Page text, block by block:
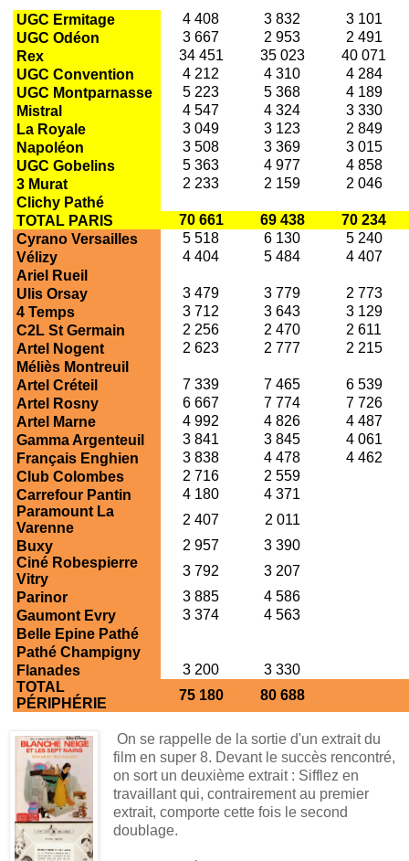
UGC Ermitage 4 408 3 832
3 101
UGC Odéon
3 667 2 953
2 491
Rex
34 451 35 023
40 071
UGC Convention
4 212 4 310
4 284
UGC Montparnasse
5 223 5 368
4 189
Mistral
4 547 4 324
3 330
La Royale
3 049 3 123
2 849
Napoléon
3 508 3 369
3 015
UGC Gobelins
5 363 4 977
4 858
3 Murat
2 233 2 159
2 046
Clichy Pathé
TOTAL PARIS
70 661 69 438
70 234
Cyrano Versailles
5 518 6 130
5 240
Vélizy
4 404 5 484
4 407
Ariel Rueil
Ulis Orsay
3 479 3 779
2 773
4 Temps
3 712 3 643
3 129
C2L St Germain
2 256 2 470
2 611
Artel Nogent
2 623 2 777
2 215
Méliès Montreuil
Artel Créteil
7 339 7 465
6 539
Artel Rosny
6 667 7 774
7 726
Artel Marne
4 992 4 826
4 487
Gamma Argenteuil
3 841 3 845
4 061
Français Enghien
3 838 4 478
4 462
Club Colombes
2 716
2 559
Carrefour Pantin
4 180
4 371
Paramount La
Varenne
2 407
2 011
Buxy
2 957
3 390
Ciné Robespierre
Vitry
3 792
3 207
Parinor
3 885
4 586
Gaumont Evry
3 374
4 563
Belle Epine Pathé
Pathé Champigny
Flanades
3 200
3 330
TOTAL
PÉRIPHÉRIE
75 180 80 688
On se rappelle de la sortie d'un extrait du
film en super 8. Devant le succès rencontré,
on sort un deuxième extrait : Sifflez en
travaillant qui, contrairement au premier
extrait, comporte cette fois le second
doublage.